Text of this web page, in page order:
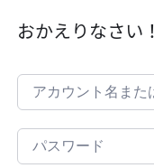
おかえりなさい